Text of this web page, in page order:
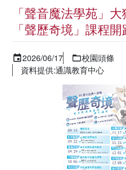
「聲音魔法學苑」
「聲歷奇境」課程開
2026/06/17
校園頭條
資料提供:通識教育中心